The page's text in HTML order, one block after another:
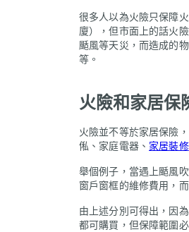
很多人以為火險只保障
廈），但市面上的話火
颳風等天災，而造成的
等。
火險和家居保
火險並不等於家居保險
俬、家庭電器、 家居裝修
舉個例子，當遇上颳風
窗戶窗框的維修費用，
由上述分別可得出，因
都可購買，但保障範圍